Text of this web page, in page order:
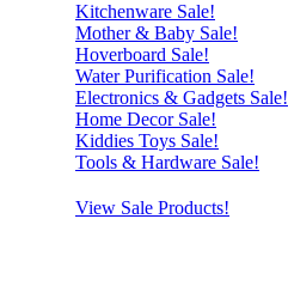
Kitchenware Sale!
Mother & Baby Sale!
Hoverboard Sale!
Water Purification Sale!
Electronics & Gadgets Sale!
Home Decor Sale!
Kiddies Toys Sale!
Tools & Hardware Sale!
View Sale Products!